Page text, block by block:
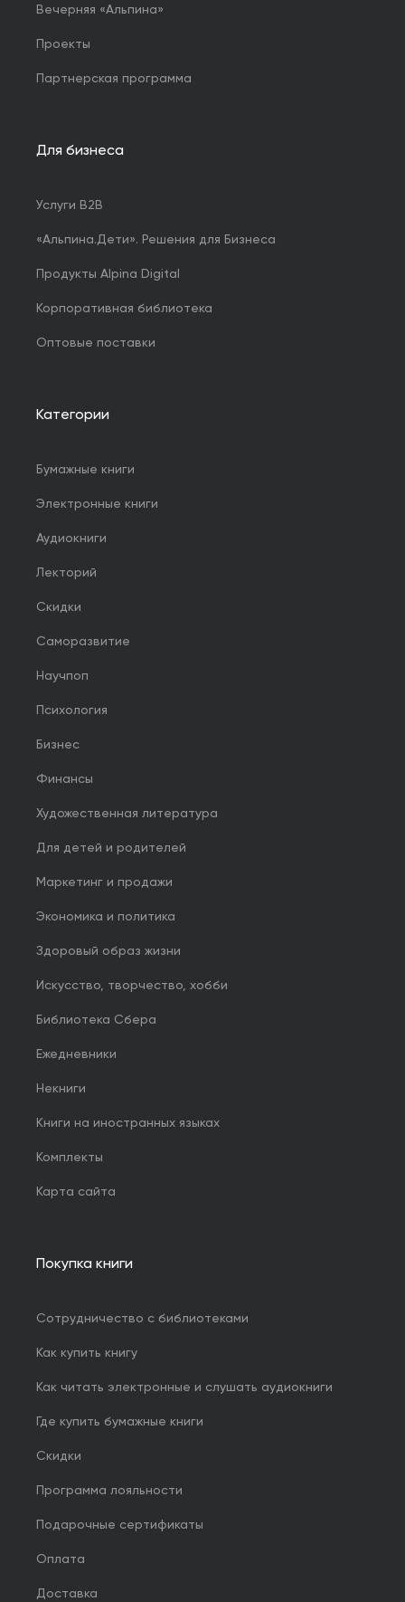
Вечерняя «Альпина»
Проекты
Партнерская программа
Для бизнеса
Услуги B2B
«Альпина.Дети». Решения для Бизнеса
Продукты Alpina Digital
Корпоративная библиотека
Оптовые поставки
Категории
Бумажные книги
Электронные книги
Аудиокниги
Лекторий
Скидки
Саморазвитие
Научпоп
Психология
Бизнес
Финансы
Художественная литература
Для детей и родителей
Маркетинг и продажи
Экономика и политика
Здоровый образ жизни
Искусство, творчество, хобби
Библиотека Сбера
Ежедневники
Некниги
Книги на иностранных языках
Комплекты
Карта сайта
Покупка книги
Сотрудничество с библиотеками
Как купить книгу
Как читать электронные и слушать аудиокниги
Где купить бумажные книги
Скидки
Программа лояльности
Подарочные сертификаты
Оплата
Доставка